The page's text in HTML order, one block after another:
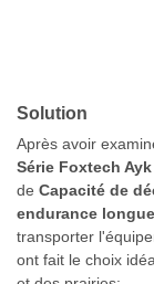
Solution
Après avoir
Série Foxtech Ayk
de Capacité de
endurance
transporter
ont fait le choix